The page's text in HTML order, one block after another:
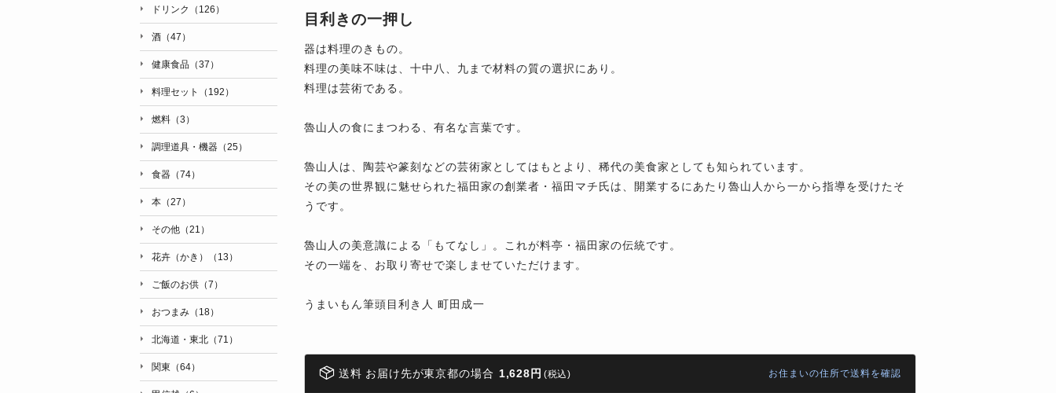
目利きの一押し
器は料理のきもの。
料理の美味不味は、十中八、九まで材料の質の選択にあり。
料理は芸術である。
魯山人の食にまつわる、有名な言葉です。
魯山人は、陶芸や篆刻などの芸術家としてはもとより、稀代の美食家としても知られています。
その美の世界観に魅せられた福田家の創業者・福田マチ氏は、開業するにあたり魯山人から一から指導を受けたそ
うです。
魯山人の美意識による「もてなし」。これが料亭・福田家の伝統です。
その一端を、お取り寄せで楽しませていただけます。
うまいもん筆頭目利き人 町田成一
送料 お届け先が東京都の場合 1,628円 (税込) お住まいの住所で送料を確認
ドリンク（126）
酒（47）
健康食品（37）
料理セット（192）
燃料（3）
調理道具・機器（25）
食器（74）
本（27）
その他（21）
花卉（かき）（13）
ご飯のお供（7）
おつまみ（18）
北海道・東北（71）
関東（64）